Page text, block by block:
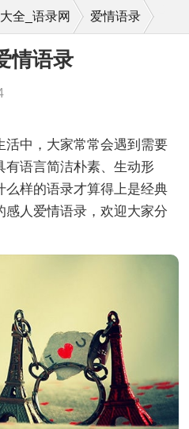
全_语录网 爱情语录
情语录
中，大家常常会遇到需要
有语言简洁朴素、生动形
么样的语录才算得上是经典
人爱情语录，欢迎大家分